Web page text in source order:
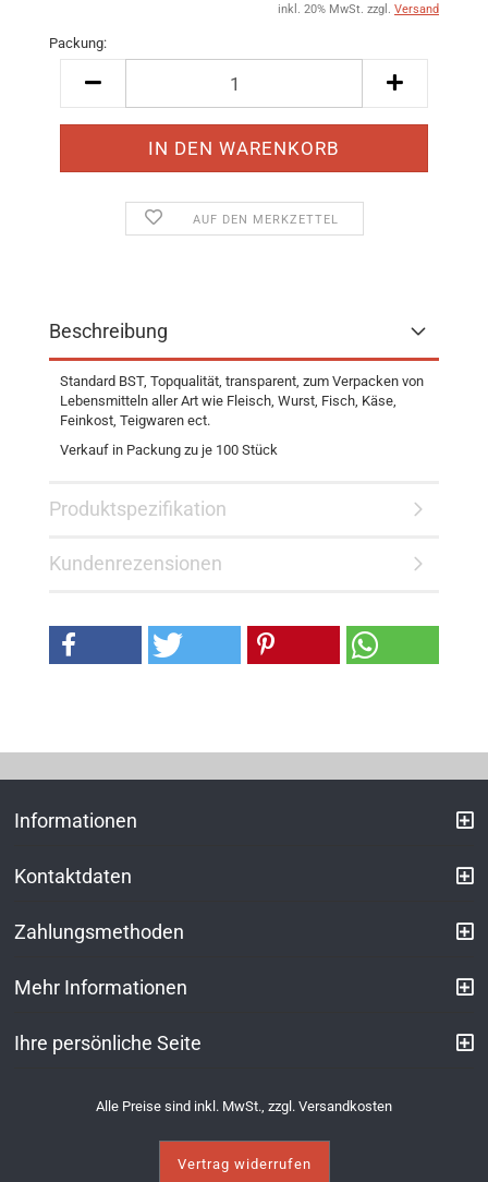
inkl. 20% MwSt. zzgl. Versand
Packung:
AUF DEN MERKZETTEL
Beschreibung
Standard BST, Topqualität, transparent, zum Verpacken von
Lebensmitteln aller Art wie Fleisch, Wurst, Fisch, Käse,
Feinkost, Teigwaren ect.
Verkauf in Packung zu je 100 Stück
Produktspezifikation
Kundenrezensionen
Informationen
Kontaktdaten
Zahlungsmethoden
Mehr Informationen
Ihre persönliche Seite
Alle Preise sind inkl. MwSt., zzgl. Versandkosten
Vertrag widerrufen